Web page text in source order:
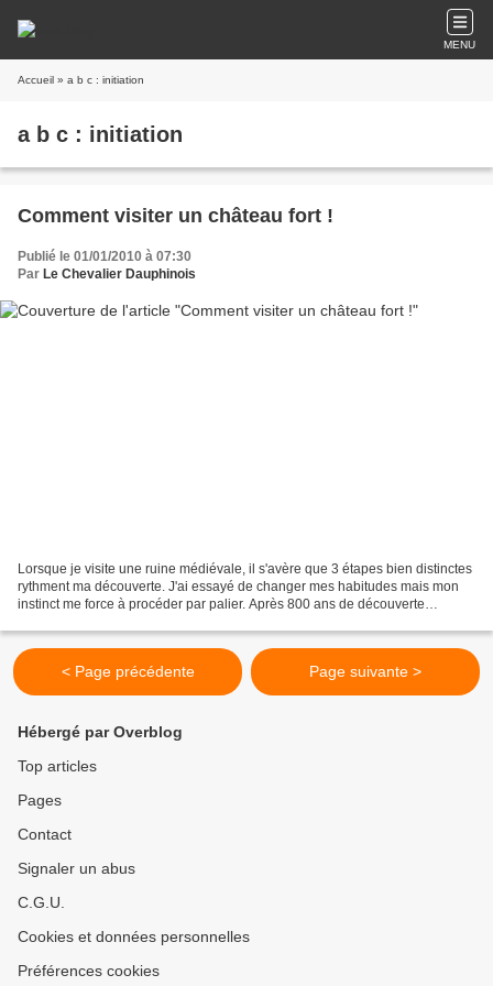
MENU
Accueil » a b c : initiation
a b c : initiation
Comment visiter un château fort !
Publié le 01/01/2010 à 07:30
Par Le Chevalier Dauphinois
Lorsque je visite une ruine médiévale, il s'avère que 3 étapes bien distinctes
rythment ma découverte. J'ai essayé de changer mes habitudes mais mon
instinct me force à procéder par palier. Après 800 ans de découverte
< Page précédente Page suivante >
Hébergé par Overblog
Top articles
Pages
Contact
Signaler un abus
C.G.U.
Cookies et données personnelles
Préférences cookies